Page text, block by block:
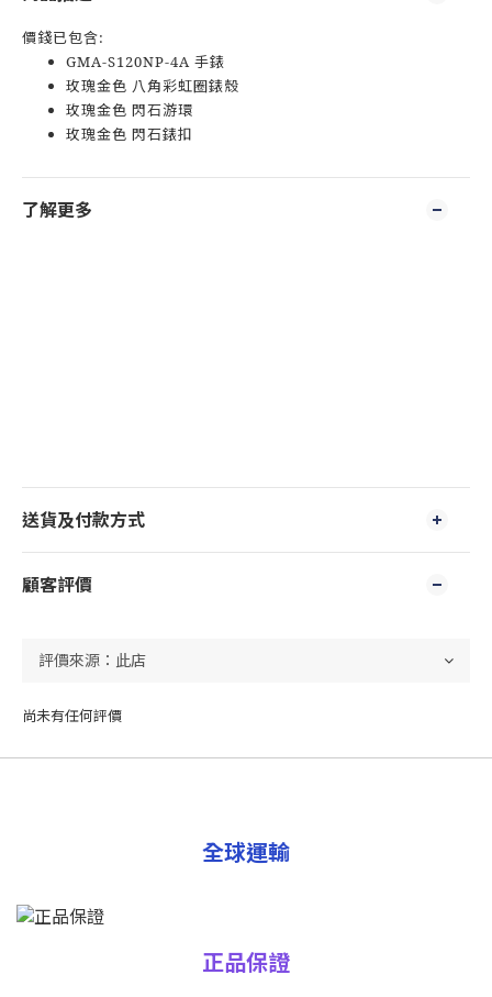
價錢已包含:
GMA-S120NP-4A 手錶
玫瑰金色 八角彩虹圈錶殼
玫瑰金色 閃石游環
玫瑰金色 閃石錶扣
了解更多
送貨及付款方式
顧客評價
尚未有任何評價
全球運輸
正品保證